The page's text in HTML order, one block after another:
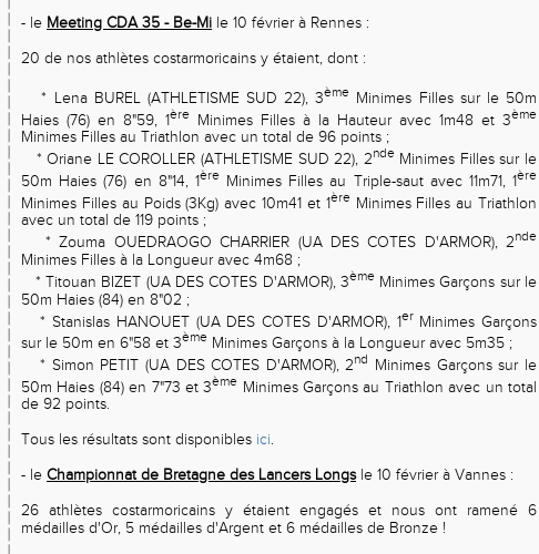
- le Meeting CDA 35 - Be-Mi le 10 février à Rennes :
20 de nos athlètes costarmoricains y étaient, dont :
* Lena BUREL (ATHLETISME SUD 22), 3ème
Minimes Filles sur le 50m
Haies (76) en 8"59, 1ère Minimes Filles à la Hauteur avec 1m48 et 3ème
Minimes Filles au Triathlon avec un total de 96 points ;
* Oriane LE COROLLER (ATHLETISME SUD 22), 2ndeMinimes Filles sur le
50m Haies (76) en 8"14, 1èreMinimes Filles au Triple-saut avec 11m71, 1ère
Minimes Filles au Poids (3Kg) avec 10m41 et 1èreMinimes Filles au Triathlon
avec un total de 119 points ;
* Zouma OUEDRAOGO CHARRIER (UA DES COTES D'ARMOR), 2nde
Minimes Filles à la Longueur avec 4m68 ;
* Titouan BIZET (UA DES COTES D'ARMOR), 3èmeMinimes Garçons sur le
50m Haies (84) en 8"02 ;
* Stanislas HANOUET (UA DES COTES D'ARMOR), 1er Minimes Garçons
sur le 50m en 6"58 et 3ème Minimes Garçons à la Longueur avec 5m35 ;
* Simon PETIT (UA DES COTES D'ARMOR), 2nd
Minimes Garçons sur le
50m Haies (84) en 7"73 et 3ème Minimes Garçons au Triathlon avec un total
de 92 points.
Tous les résultats sont disponibles ici.
- le Championnat de Bretagne des Lancers Longsle 10 février à Vannes :
26 athlètes costarmoricains y étaient engagés et nous ont ramené 6
médailles d'Or, 5 médailles d'Argent et 6 médailles de Bronze !